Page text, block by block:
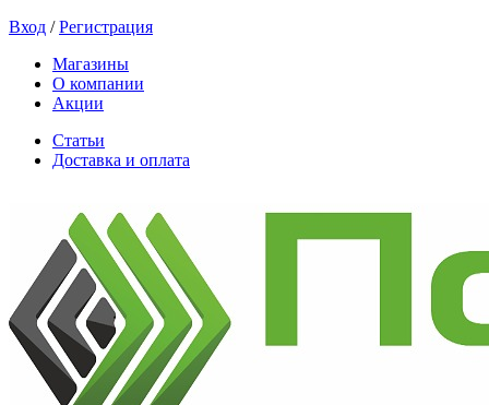
Вход /Регистрация
Магазины
О компании
Акции
Статьи
Доставка и оплата